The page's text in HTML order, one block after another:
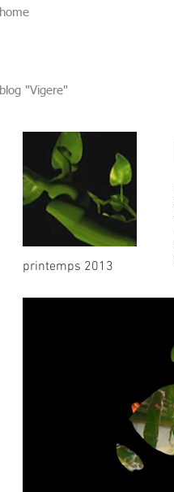
home
blog "Vigere"
printemps 2013